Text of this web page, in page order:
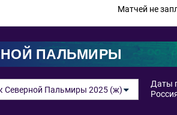
Матчей не
ПАЛЬМИРЫ
Северной Пальмиры 2025 (ж)
Даты